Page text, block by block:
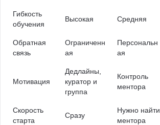
Гибкость
обучения
Высокая Средняя
Обратная
связь
Ограниченн
ая
Персональн
ая
Мотивация
Дедлайны,
куратор и
группа
Контроль
ментора
Скорость
старта
Сразу
Нужно найти
ментора